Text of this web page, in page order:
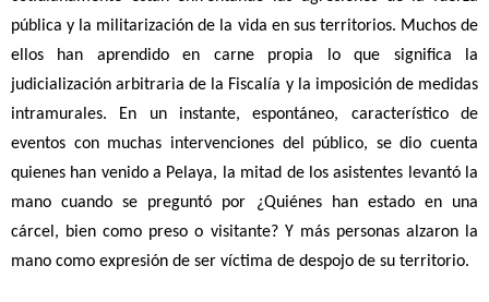
pública y la militarización de la vida en sus territorios. Muchos de
ellos han aprendido en carne propia lo que significa la
judicialización arbitraria de la Fiscalía y la imposición de medidas
intramurales. En un instante, espontáneo, característico de
eventos con muchas intervenciones del público, se dio cuenta
quienes han venido a Pelaya, la mitad de los asistentes levantó la
mano cuando se preguntó por ¿Quiénes han estado en una
cárcel, bien como preso o visitante? Y más personas alzaron la
mano como expresión de ser víctima de despojo de su territorio.